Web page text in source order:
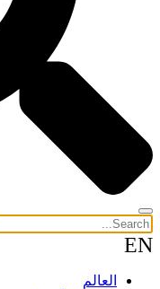
EN
العالم